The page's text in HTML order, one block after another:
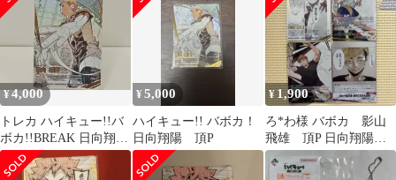
¥4,000
トレカ ハイキュー!!バ
ボカ!!BREAK 日向翔陽
頂P HV-P01-002 中古
[MO-7601]
¥5,000
ハイキュー!! バボカ！
日向翔陽 頂P
¥1,900
ろ*わ様 バボカ 影山
飛雄 頂P 日向翔陽・
宮侑 頂・NP4枚セッ